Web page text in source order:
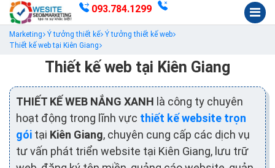
093.784.1299
Marketing Ý tưởng thiết kế Ý tưởng thiết kế web
Thiết kế web tại Kiên Giang
Thiết kế web tại Kiên Giang
THIẾT KẾ WEB NẮNG XANH là công ty chuyên
hoạt động trong lĩnh vực thiết kế website trọn
gói tại Kiên Giang, chuyên cung cấp các dịch vụ
tư vấn phát triển website tại Kiên Giang, lưu trữ